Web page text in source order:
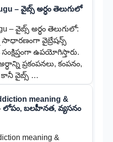
– వైబ్స్ అర్ధం తెలుగులో
– వైబ్స్ అర్ధం తెలుగులో:
సాధారణంగా వైబ్రేషన్స్
ఉపయోగిస్తారు.
ప్రకంపనలు, కంపనం,
కానీ వైబ్స్ …
meaning &
లోపం, బలహీనత, వ్యసనం
meaning &